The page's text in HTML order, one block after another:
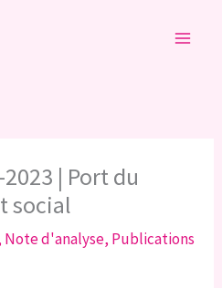
| Port du
social
Note d'analyse, Publications